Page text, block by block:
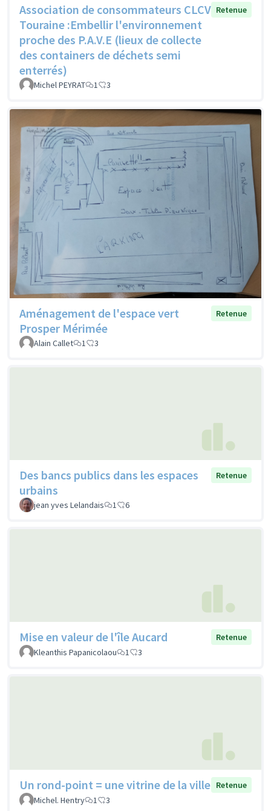
Association de consommateurs CLCV
Touraine :Embellir l'environnement
proche des P.A.V.E (lieux de collecte
des containers de déchets semi
enterrés)
Retenue
Michel PEYRAT 1 3
Aménagement de l'espace vert
Prosper Mérimée
Retenue
Alain Callet 1 3
Des bancs publics dans les espaces
urbains
Retenue
jean yves Lelandais 1 6
Mise en valeur de l'île Aucard
Retenue
Kleanthis Papanicolaou
1 3
Un rond-point = une vitrine de la ville Retenue
Michel. Hentry
1 3